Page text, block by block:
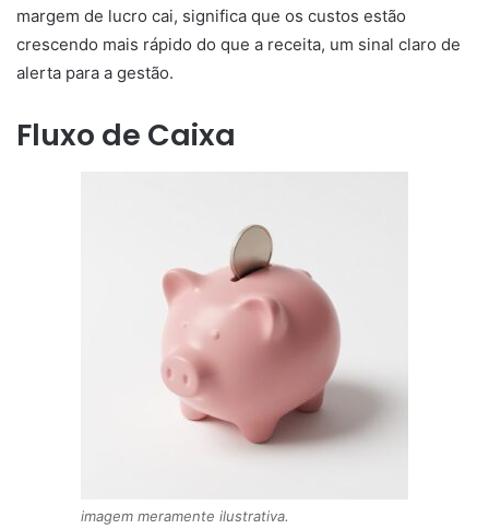
margem de lucro cai, significa que os custos estão
crescendo mais rápido do que a receita, um sinal claro de
alerta para a gestão.
Fluxo de Caixa
imagem meramente ilustrativa.